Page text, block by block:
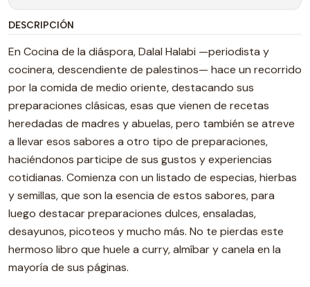
DESCRIPCIÓN
En Cocina de la diáspora, Dalal Halabi —periodista y
cocinera, descendiente de palestinos— hace un recorrido
por la comida de medio oriente, destacando sus
preparaciones clásicas, esas que vienen de recetas
heredadas de madres y abuelas, pero también se atreve
a llevar esos sabores a otro tipo de preparaciones,
haciéndonos participe de sus gustos y experiencias
cotidianas. Comienza con un listado de especias, hierbas
y semillas, que son la esencia de estos sabores, para
luego destacar preparaciones dulces, ensaladas,
desayunos, picoteos y mucho más. No te pierdas este
hermoso libro que huele a curry, almíbar y canela en la
mayoría de sus páginas.